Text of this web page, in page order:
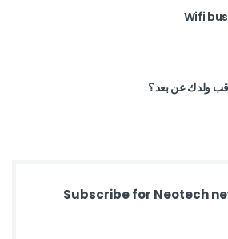
ولدك عن بعد ؟
Subscribe for Neotech